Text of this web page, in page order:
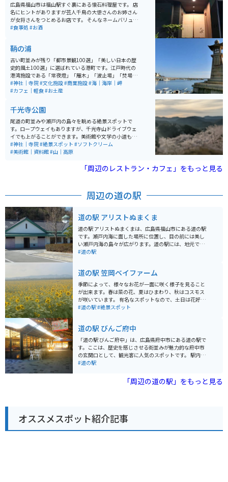
広島県福山市は福山駅すぐ裏にある懐石料理屋です。 店
名にヒントがありますが芸人千鳥の大悟さんのお姉さん
が女将さんをつとめるお店です。 そんなネームバリュー
に負けず味もよし、お店の雰囲気もよしのお店です。
#食事処 #お酒
鞆の浦
古い町並みが残り「都市景観100選」「美しい日本の歴
史的風土100選」に選ばれている港町です。江戸時代の
港湾施設である「常夜燈」「雁木」「波止場」「焚場」
「船番所」が全て揃って残っているのは、全国でも鞆港
のみです。映画『崖の上のポニョ』で、宮崎駿監督が構
等、映像作品のロケ地としても活用されています。
#神社｜寺院#文化施設#商業施設#海｜海岸｜岬
#カフェ｜軽食#お土産
千光寺公園
尾道の町並みや瀬戸内の島々を眺める絶景スポットで
す。ロープウェイもありますが、千光寺山ドライブウェ
イでも上がることができます。美術館や文学の小道もあ
り、のんびりと散策を楽しむこともできます。散策のお
供にみかんソフトクリームがおすすめです。桜の名所
眺めを邪魔するものは何も無く、開けた景色に心地よい
や保護猫ハウス等もあり見どころ満点です。
#神社｜寺院#絶景スポット #ソフトクリーム
#美術館｜資料館#山｜高原
「周辺のレストラン・カフェ」をもっと見る
周辺の道の駅
道の駅 アリストぬまくま
道の駅 アリストぬまくまは、広島県福山市にある道の駅
です。瀬戸内海に面した場所に位置し、目の前には美し
い瀬戸内海の島々が広がります。道の駅には、地元でと
れた新鮮な魚介類や野菜を販売する直売所、瀬戸内海の
道の駅にバイクを停めて、瀬戸内海の景色を眺めながら
休憩するのがおすすめです。周辺には、しまなみ海道や
鞆の浦など、風光明媚な観光スポットも点在しており、
ツーリングの拠点としても最適です。 名産品としては、
沼隈みかんや、竹原の日本酒などが有名です。道の駅の
#道の駅
道の駅 笠岡ベイファーム
季節によって、様々なお花が一面に咲く様子を見ること
が出来ます。春は菜の花、夏はひまわり、秋はコスモス
が咲いています。 有名なスポットなので、土日は花好き
な人やカメラ好きな人がカメラを持って訪れるのをよく
の視点でも楽しむことが出来ます。スポットに行くまで
の道のりは、田舎道で、車通りは少ないです。
#道の駅#絶景スポット
道の駅 びんご府中
「道の駅 びんご府中」は、広島県府中市にある道の駅で
す。ここは、歴史を感じさせる街並みが魅力的な府中市
の玄関口として、観光客に人気のスポットです。 駅内に
は、地元の特産品を販売する物産館や、地元食材を使っ
噌や、備後地域のブランド牛「備後府中焼き」は、ぜひ
味わっていただきたい一品です。また、観光案内所も併
時代の街並みを再現した資料館で、歴史好きにはたまら
ないスポットです。道の駅からは、歴史的な街並みを散
策したり、周辺の山々をツーリングしたりするのもおす
#道の駅
「周辺の道の駅」をもっと見る
オススメスポット紹介記事